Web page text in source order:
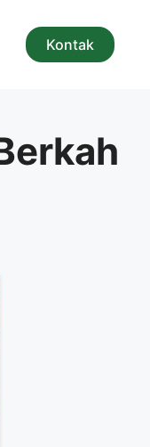
Kontak